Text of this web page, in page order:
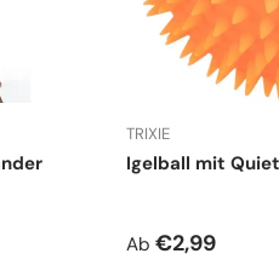
TRIXIE
Igelball mit
Normaler Preis
Ab €2,99